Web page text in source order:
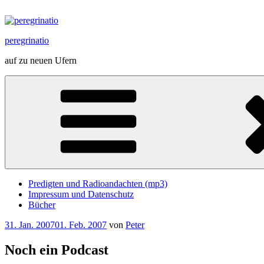
Inhalt
peregrinatio
auf zu neuen Ufern
Predigten und Radioandachten (mp3)
Impressum und Datenschutz
Bücher
Veröffentlicht
31. Jan. 200701. Feb. 2007 von Peter
Noch ein Podcast